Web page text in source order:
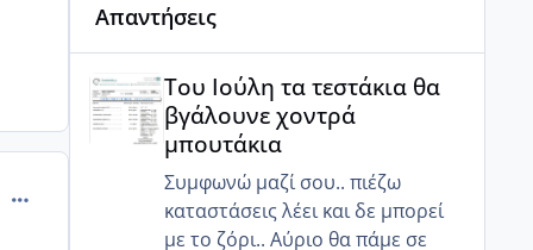
comment_761661
Απαντήσεις
Του Ιούλη τα τεστάκια θα
βγάλουνε χοντρά
μπουτάκια
Συμφωνώ μαζί σου.. πιέζω
καταστάσεις λέει και δε μπορεί
με το ζόρι.. Αύριο θα πάμε σε